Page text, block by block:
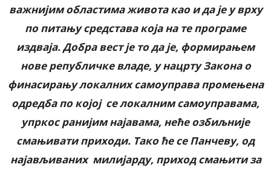
важнијим областима живота као и да је у врху
по питању средстава која на те програме
издваја. Добра вест је то да је, формирањем
нове републичке владе, у нацрту Закона о
финасирању локалних самоуправа промењена
одредба по којој се локалним самоуправама,
упркос ранијим најавама, неће озбиљније
смањивати приходи. Тако ће се Панчеву, од
најављиваних милијарду, приход смањити за